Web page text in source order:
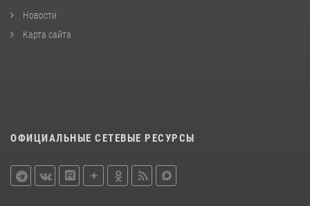
Новости
Карта сайта
ОФИЦИАЛЬНЫЕ СЕТЕВЫЕ РЕСУРСЫ